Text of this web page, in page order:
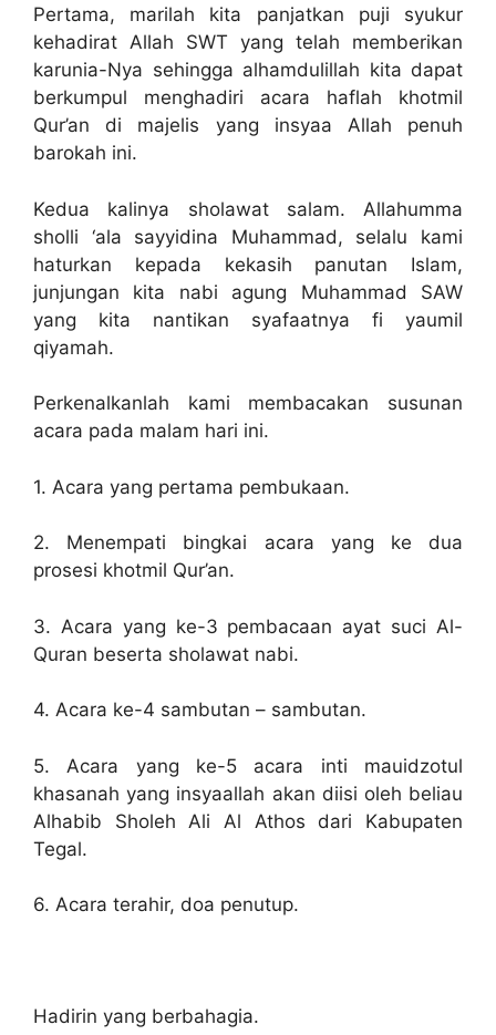
Pertama, marilah kita panjatkan puji syukur
kehadirat Allah SWT yang telah memberikan
karunia-Nya sehingga alhamdulillah kita dapat
berkumpul menghadiri acara haflah khotmil
Qur’an di majelis yang insyaa Allah penuh
barokah ini.
Kedua kalinya sholawat salam. Allahumma
sholli ‘ala sayyidina Muhammad, selalu kami
haturkan kepada kekasih panutan Islam,
junjungan kita nabi agung Muhammad SAW
yang kita nantikan syafaatnya fi yaumil
qiyamah.
Perkenalkanlah kami membacakan susunan
acara pada malam hari ini.
1. Acara yang pertama pembukaan.
2. Menempati bingkai acara yang ke dua
prosesi khotmil Qur’an.
3. Acara yang ke-3 pembacaan ayat suci Al-
Quran beserta sholawat nabi.
4. Acara ke-4 sambutan – sambutan.
5. Acara yang ke-5 acara inti mauidzotul
khasanah yang insyaallah akan diisi oleh beliau
Alhabib Sholeh Ali Al Athos dari Kabupaten
Tegal.
6. Acara terahir, doa penutup.
Hadirin yang berbahagia.